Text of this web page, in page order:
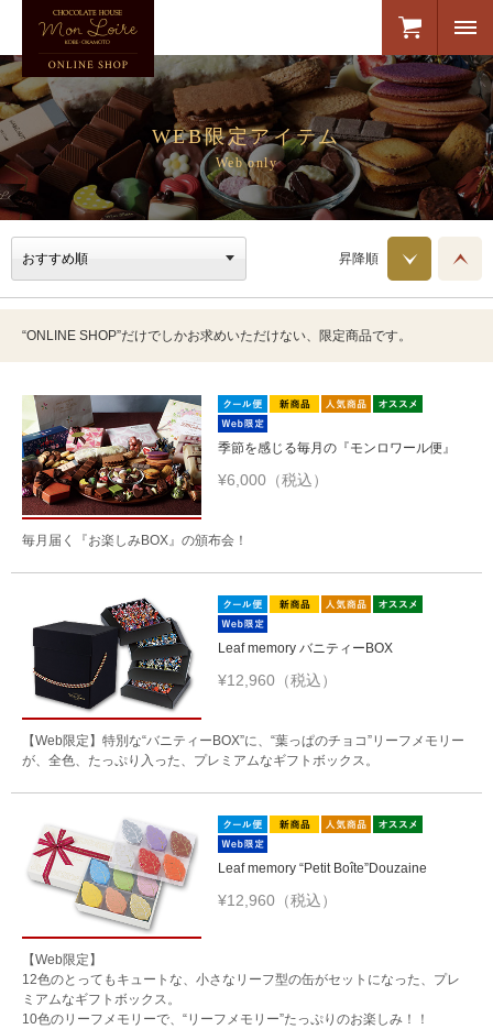
WEB限定アイテム
Web only
昇降順
“ONLINE SHOP”だけでしかお求めいただけない、限定商品です。
季節を感じる毎月の『モンロワール便』
¥6,000（税込）
毎月届く『お楽しみBOX』の頒布会！
Leaf memory バニティーBOX
¥12,960（税込）
【Web限定】特別な“バニティーBOX”に、“葉っぱのチョコ”リーフメモリー
が、全色、たっぷり入った、プレミアムなギフトボックス。
Leaf memory “Petit Boîte”Douzaine
¥12,960（税込）
【Web限定】
12色のとってもキュートな、小さなリーフ型の缶がセットになった、プレ
ミアムなギフトボックス。
10色のリーフメモリーで、“リーフメモリー”たっぷりのお楽しみ！！